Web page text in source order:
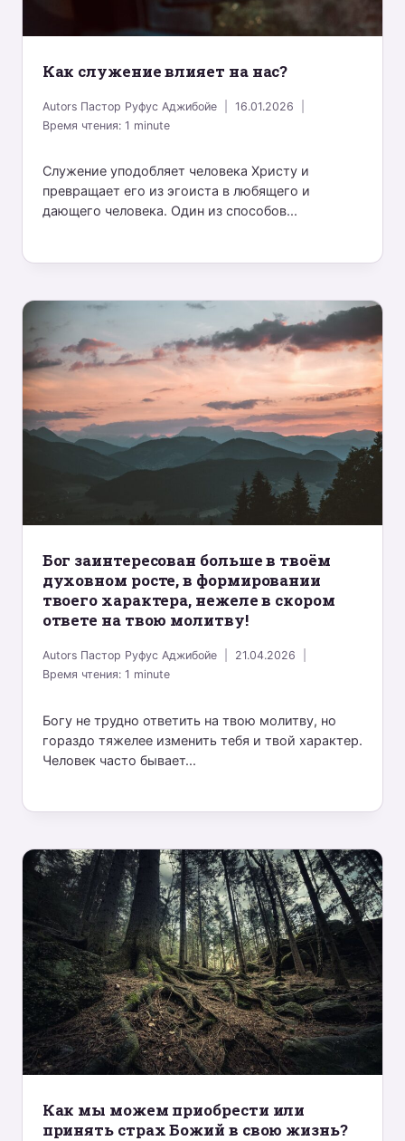
Как служение влияет на нас?
Autors Пастор Руфус Аджибойе
16.01.2026
Время чтения:1 minute
Служение уподобляет человека Христу и
превращает его из эгоиста в любящего и
дающего человека. Один из способов...
Бог заинтересован больше в твоём
духовном росте, в формировании
твоего характера, нежеле в скором
ответе на твою молитву!
Autors Пастор Руфус Аджибойе
21.04.2026
Время чтения:1 minute
Богу не трудно ответить на твою молитву, но
гораздо тяжелее изменить тебя и твой характер.
Человек часто бывает...
Как мы можем приобрести или
принять страх Божий в свою жизнь?